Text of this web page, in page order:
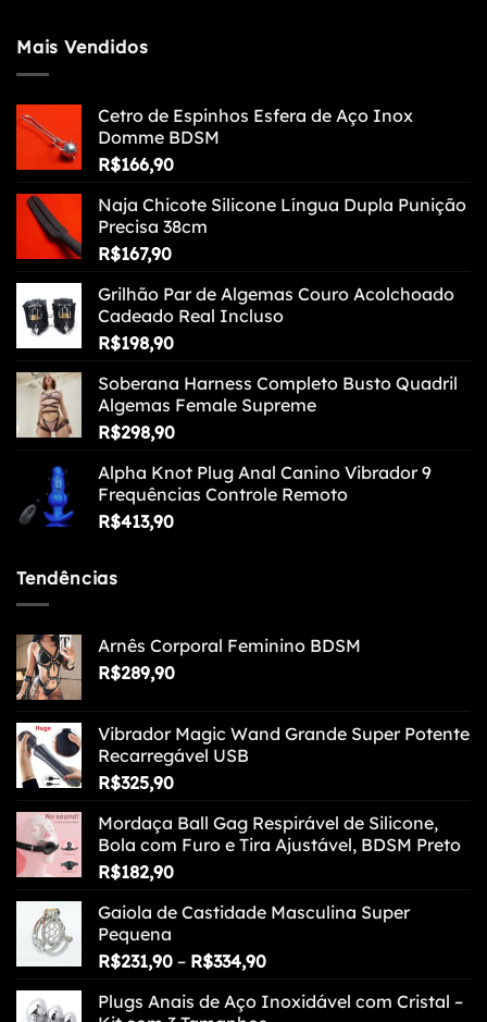
Mais Vendidos
Cetro de Espinhos Esfera de Aço Inox
Domme BDSM
R$166,90
Naja Chicote Silicone Língua Dupla Punição
Precisa 38cm
R$167,90
Grilhão Par de Algemas Couro Acolchoado
Cadeado Real Incluso
R$198,90
Soberana Harness Completo Busto Quadril
Algemas Female Supreme
R$298,90
Alpha Knot Plug Anal Canino Vibrador 9
Frequências Controle Remoto
R$413,90
Tendências
Arnês Corporal Feminino BDSM
R$289,90
Vibrador Magic Wand Grande Super Potente
Recarregável USB
R$325,90
Mordaça Ball Gag Respirável de Silicone,
Bola com Furo e Tira Ajustável, BDSM Preto
R$182,90
Gaiola de Castidade Masculina Super
Pequena
R$231,90 – R$334,90Faixa
preço:
Plugs Anais de Aço Inoxidável com Cristal –